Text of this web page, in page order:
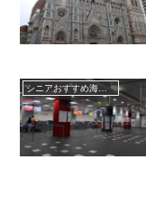
シニアおすすめ海外旅行先